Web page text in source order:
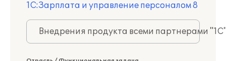
1С:Зарплата и управление персоналом 8
Внедрения продукта всеми партнерами